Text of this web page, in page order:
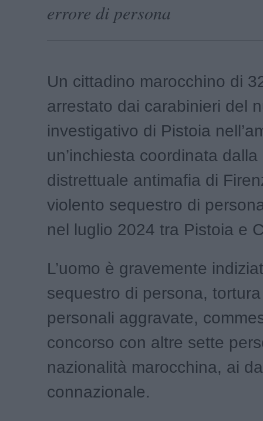
errore di persona
Un cittadino marocchino di
arrestato dai carabinieri del
investigativo di Pistoia
un’inchiesta coordinata
distrettuale antimafia di
violento sequestro di
nel luglio 2024 tra Pistoia e
L’uomo è gravemente
sequestro di persona,
personali aggravate,
concorso con altre sette
nazionalità marocchina, ai
connazionale.